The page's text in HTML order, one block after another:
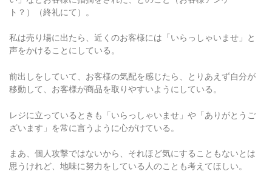
ト？）（終礼にて）。
私は売り場に出たら、近くのお客様には「いらっしゃいませ」と
声をかけることにしている。
前出しをしていて、お客様の気配を感じたら、とりあえず自分が
移動して、お客様が商品を取りやすいようにしている。
レジに立っているときも「いらっしゃいませ」や「ありがとうご
ざいます」を常に言うように心がけている。
まあ、個人攻撃ではないから、それほど気にすることもないとは
思うけれど、地味に努力をしている人のことも考えてほしい。